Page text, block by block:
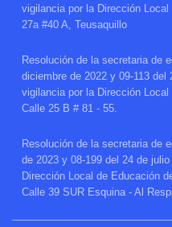
vigilancia por la Dirección
27a #40 A, Teusaquillo
Resolución de la secretaria de
diciembre de 2022 y 09-113
vigilancia por la Dirección
Calle 25 B # 81 - 55.
Resolución de la secretaria de
de 2023 y 08-199 del 24 de
Dirección Local de Educación
Calle 39 SUR Esquina - Al